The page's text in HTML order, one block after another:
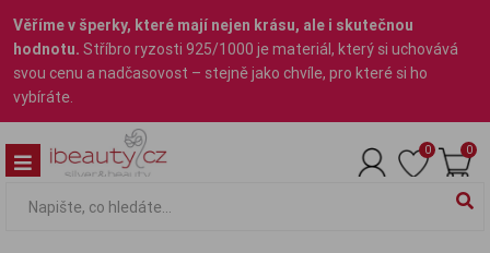
Věříme v šperky, které mají nejen krásu, ale i skutečnou
hodnotu. Stříbro ryzosti 925/1000 je materiál, který si uchovává
svou cenu a nadčasovost – stejně jako chvíle, pro které si ho
vybíráte.
0 0